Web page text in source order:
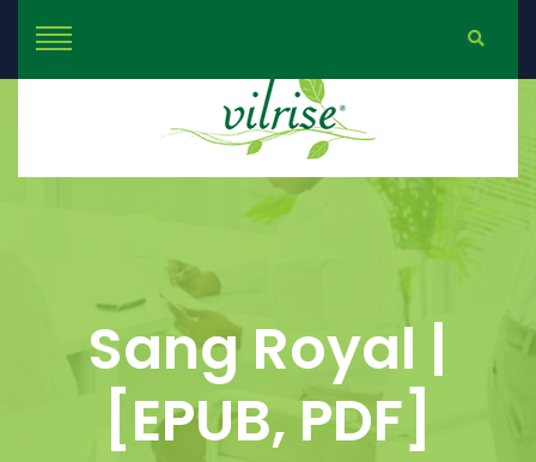
Sang Royal |
[EPUB, PDF]